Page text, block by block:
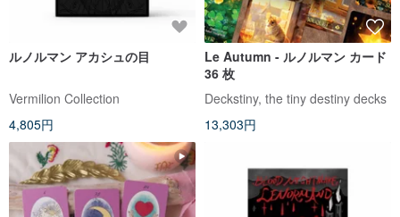
ルノルマン アカシュの目
Vermilion Collection
4,805円
Le Autumn - ルノルマン カード
36 枚
Deckstiny, the tiny destiny decks
13,303円